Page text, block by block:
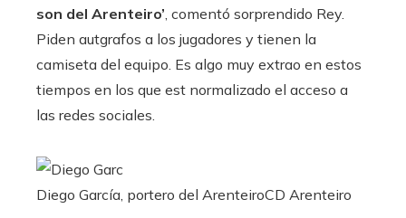
son del Arenteiro’, comentó sorprendido Rey.
Piden autgrafos a los jugadores y tienen la
camiseta del equipo. Es algo muy extrao en estos
tiempos en los que est normalizado el acceso a
las redes sociales.
Diego García, portero del ArenteiroCD Arenteiro